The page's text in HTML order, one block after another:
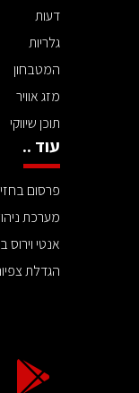
דעות
גלריות
המטבחון
מזג אוויר
תוכן שיווקי
עוד ..
פרסום
מערכת
אנטי וירוס
הגדלת